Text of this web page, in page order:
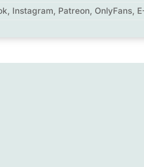
Instagram, Patreon, OnlyFans,